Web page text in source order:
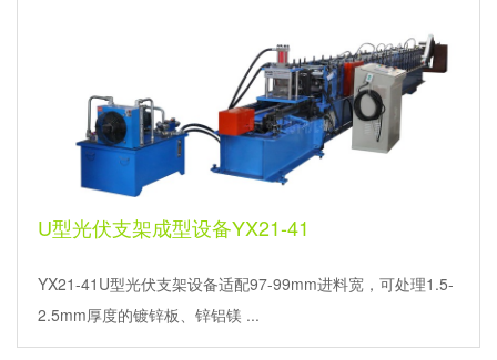
U型光伏支架成型设备YX21-41
YX21-41U型光伏支架设备适配97-99mm进料宽，可处理1.5-
2.5mm厚度的镀锌板、锌铝镁 ...